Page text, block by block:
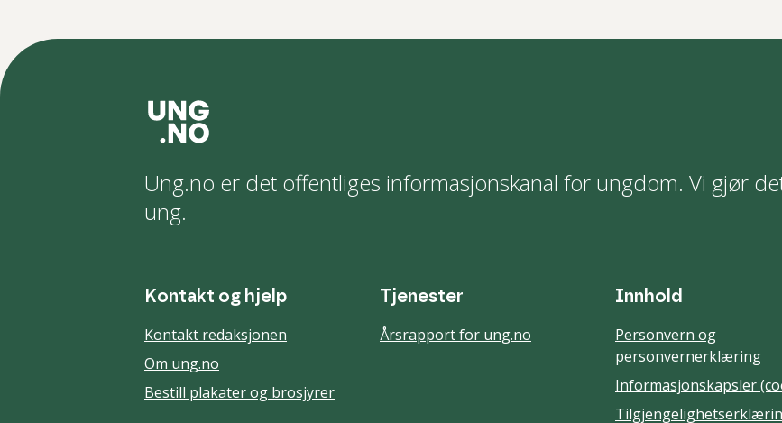
Ung.no er det offentliges informasjonskanal for ungdom. Vi gjør
ung.
Kontakt og hjelp
Kontakt redaksjonen
Om ung.no
Bestill plakater og brosjyrer
Tjenester
Årsrapport for ung.no
Innhold
Personvern og
personvernerklæring
Informasjonskapsler